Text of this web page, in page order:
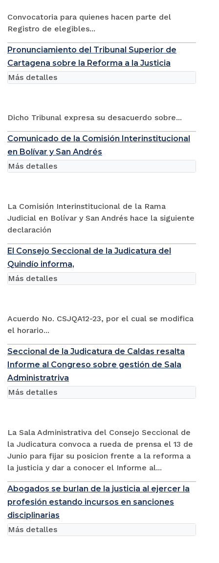
Convocatoria para quienes hacen parte del
Registro de elegibles...
Pronunciamiento del Tribunal Superior de
Cartagena sobre la Reforma a la Justicia
Dicho Tribunal expresa su desacuerdo sobre...
Más detalles
Comunicado de la Comisión Interinstitucional
en Bolívar y San Andrés
La Comisión Interinstitucional de la Rama
Judicial en Bolívar y San Andrés hace la siguiente
declaración
Más detalles
El Consejo Seccional de la Judicatura del
Quindío informa,
Acuerdo No. CSJQA12-23, por el cual se modifica
el horario...
Más detalles
Seccional de la Judicatura de Caldas resalta
Informe al Congreso sobre gestión de Sala
Administratriva
La Sala Administrativa del Consejo Seccional de
la Judicatura convoca a rueda de prensa el 13 de
Junio para fijar su posicion frente a la reforma a
la justicia y dar a conocer el Informe al...
Más detalles
Abogados se burlan de la justicia al ejercer la
profesión estando incursos en sanciones
disciplinarias
Más detalles